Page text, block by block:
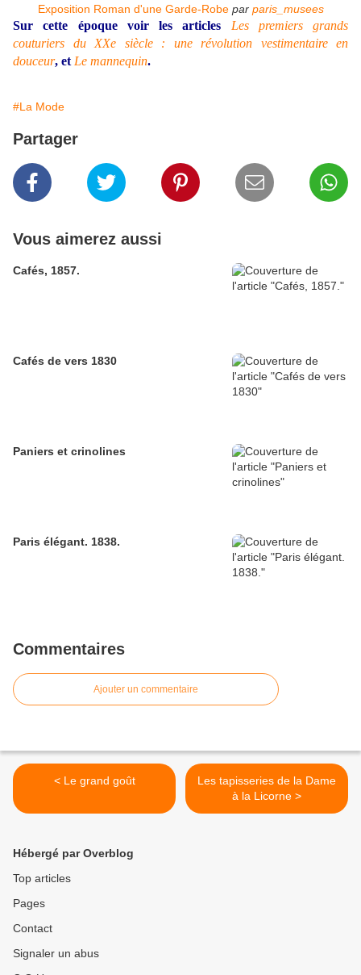
Exposition Roman d'une Garde-Robe par paris_musees
Sur cette époque voir les articles
Les premiers grands
couturiers du XXe siècle : une révolution vestimentaire en
douceur, et Le mannequin.
#La Mode
Partager
Vous aimerez aussi
Cafés, 1857.
Cafés de vers 1830
Paniers et crinolines
Paris élégant. 1838.
Commentaires
Ajouter un commentaire
< Le grand goût
Les tapisseries de la Dame
à la Licorne >
Hébergé par Overblog
Top articles
Pages
Contact
Signaler un abus